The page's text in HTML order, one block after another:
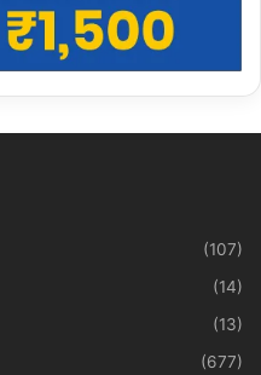
(107)
(14)
(13)
(677)